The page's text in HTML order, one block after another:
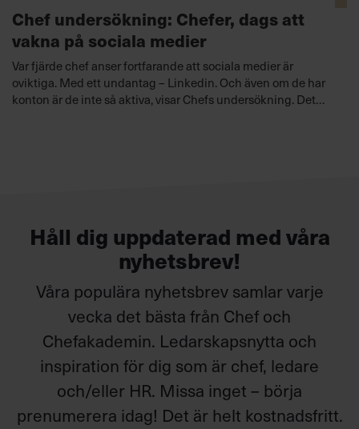
Chef undersökning: Chefer, dags att
vakna på sociala medier
Var fjärde chef anser fortfarande att sociala medier är
oviktiga. Med ett undantag – Linkedin. Och även om de har
konton är de inte så aktiva, visar Chefs undersökning. Det
Håll dig uppdaterad med våra
nyhetsbrev!
Våra populära nyhetsbrev samlar varje
vecka det bästa från Chef och
Chefakademin. Ledarskapsnytta och
inspiration för dig som är chef, ledare
och/eller HR. Missa inget – börja
prenumerera idag! Det är helt kostnadsfritt.